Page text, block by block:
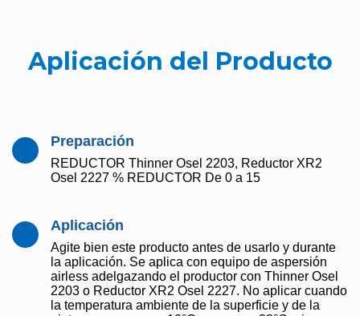
Aplicación del Producto
Preparación
REDUCTOR Thinner Osel 2203, Reductor XR2
Osel 2227 % REDUCTOR De 0 a 15
Aplicación
Agite bien este producto antes de usarlo y durante
la aplicación. Se aplica con equipo de aspersión
airless adelgazando el productor con Thinner Osel
2203 o Reductor XR2 Osel 2227. No aplicar cuando
la temperatura ambiente de la superficie y de la